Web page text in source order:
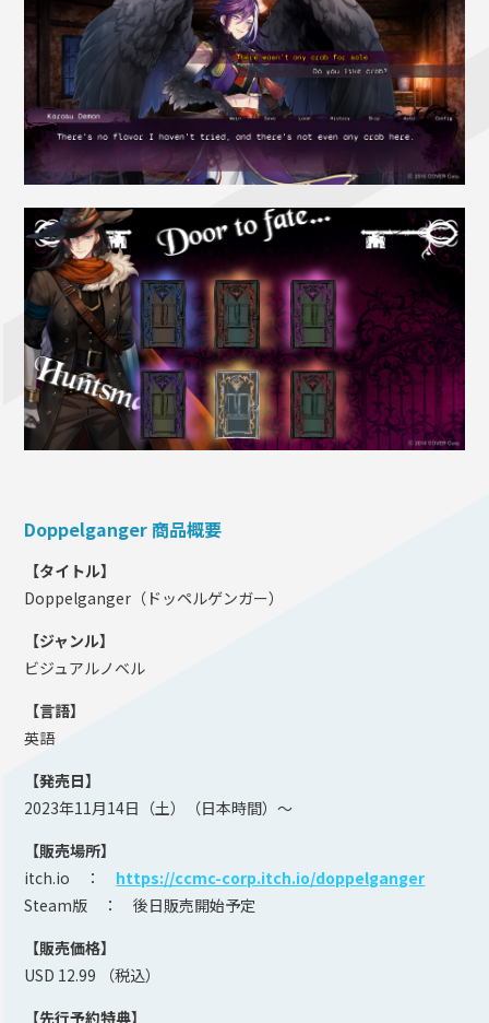
Doppelganger 商品概要
【タイトル】
Doppelganger（ドッペルゲンガー）
【ジャンル】
ビジュアルノベル
【言語】
英語
【発売日】
2023年11月14日（土）（日本時間）～
【販売場所】
itch.io ： https://ccmc-corp.itch.io/doppelganger
Steam版 ： 後日販売開始予定
【販売価格】
USD 12.99 （税込）
【先行予約特典】